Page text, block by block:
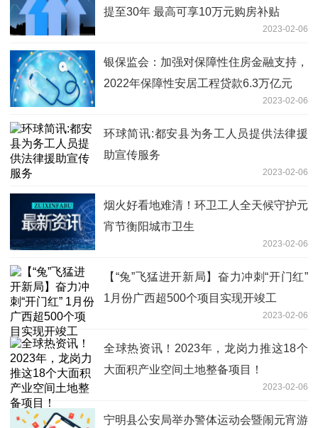
提至30年 最高可享10万元购房补贴
2023-02-06
银保监会：加强对保障性住房金融支持，
2022年保障性安居工程贷款6.3万亿元
2023-02-06
环球简讯:都安县为务工人员提供法律援
助宣传服务
2023-02-06
烟火好看地难清！环卫工人全天候守护元
宵节衡阳城市卫生
2023-02-06
【“兔”飞猛进开新局】奋力冲刺“开门红”
1月份广西超500个项目实现开竣工
2023-02-06
全球热资讯！2023年，龙岗力推这18个
大面积产业空间土地整备项目！
2023-02-06
宁明县公安局举办警体运动会暨闹元宵游